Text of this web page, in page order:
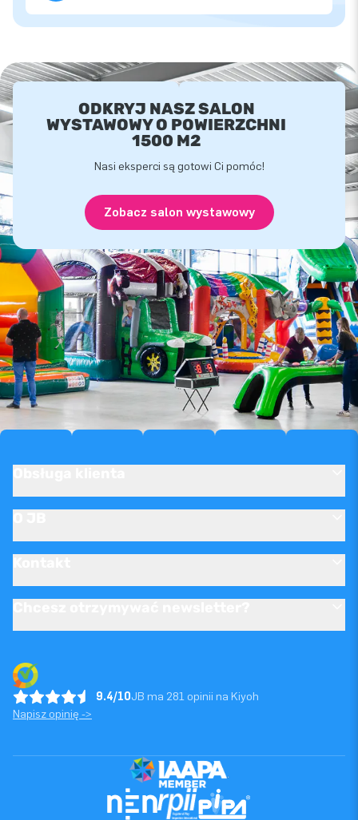
ODKRYJ NASZ SALON
WYSTAWOWY O POWIERZCHNI
1500 M2
Nasi eksperci są gotowi Ci pomóc!
Zobacz salon wystawowy
9.4/10JB ma 281 opinii na Kiyoh
Napisz opinię ->